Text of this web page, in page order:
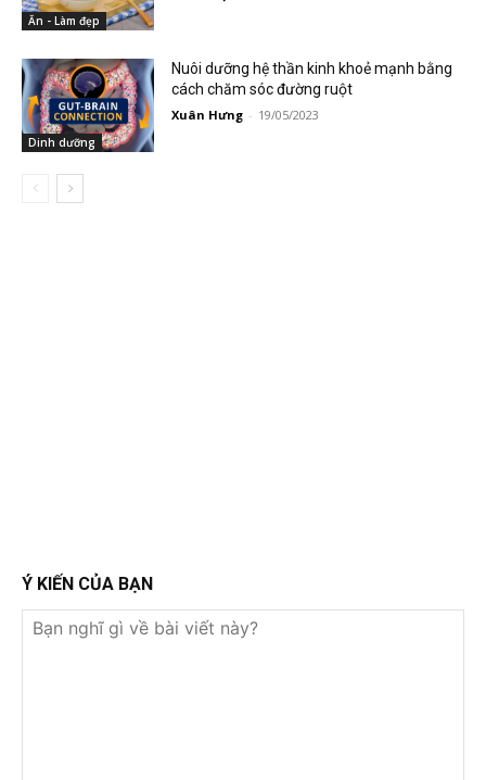
Ăn - Làm đẹp
Dinh dưỡng
Nuôi dưỡng hệ thần kinh khoẻ mạnh bằng
cách chăm sóc đường ruột
Xuân Hưng - 19/05/2023
Ý KIẾN CỦA BẠN